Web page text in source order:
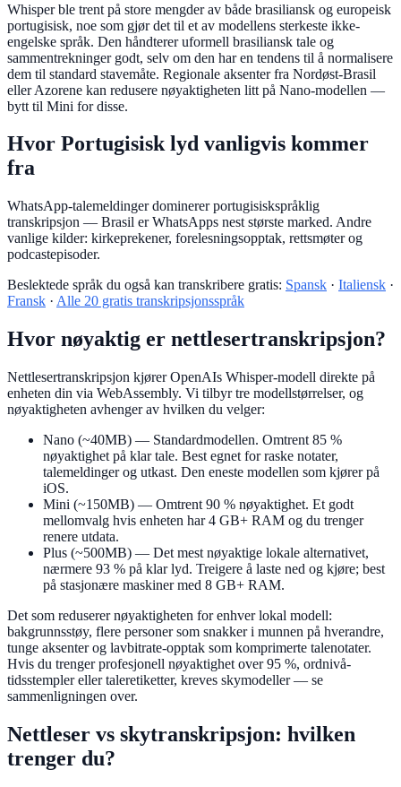
Whisper ble trent på store mengder av både brasiliansk og europeisk
portugisisk, noe som gjør det til et av modellens sterkeste ikke-
engelske språk. Den håndterer uformell brasiliansk tale og
sammentrekninger godt, selv om den har en tendens til å normalisere
dem til standard stavemåte. Regionale aksenter fra Nordøst-Brasil
eller Azorene kan redusere nøyaktigheten litt på Nano-modellen —
bytt til Mini for disse.
Hvor Portugisisk lyd vanligvis kommer
fra
WhatsApp-talemeldinger dominerer portugisiskspråklig
transkripsjon — Brasil er WhatsApps nest største marked. Andre
vanlige kilder: kirkeprekener, forelesningsopptak, rettsmøter og
podcastepisoder.
Beslektede språk du også kan transkribere gratis: Spansk · Italiensk ·
Fransk · Alle 20 gratis transkripsjonsspråk
Hvor nøyaktig er nettlesertranskripsjon?
Nettlesertranskripsjon kjører OpenAIs Whisper-modell direkte på
enheten din via WebAssembly. Vi tilbyr tre modellstørrelser, og
nøyaktigheten avhenger av hvilken du velger:
Nano (~40MB) — Standardmodellen. Omtrent 85 %
nøyaktighet på klar tale. Best egnet for raske notater,
talemeldinger og utkast. Den eneste modellen som kjører på
iOS.
Mini (~150MB) — Omtrent 90 % nøyaktighet. Et godt
mellomvalg hvis enheten har 4 GB+ RAM og du trenger
renere utdata.
Plus (~500MB) — Det mest nøyaktige lokale alternativet,
nærmere 93 % på klar lyd. Treigere å laste ned og kjøre; best
på stasjonære maskiner med 8 GB+ RAM.
Det som reduserer nøyaktigheten for enhver lokal modell:
bakgrunnsstøy, flere personer som snakker i munnen på hverandre,
tunge aksenter og lavbitrate-opptak som komprimerte talenotater.
Hvis du trenger profesjonell nøyaktighet over 95 %, ordnivå-
tidsstempler eller taleretiketter, kreves skymodeller — se
sammenligningen over.
Nettleser vs skytranskripsjon: hvilken
trenger du?